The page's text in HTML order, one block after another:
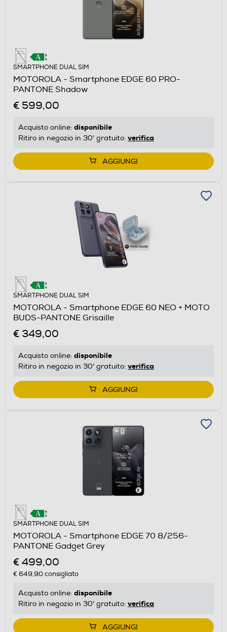
SMARTPHONE DUAL SIM
MOTOROLA - Smartphone EDGE 60 PRO-
PANTONE Shadow
€ 599,00
Acquisto online: disponibile
Ritiro in negozio in 30' gratuito: verifica
AGGIUNGI
SMARTPHONE DUAL SIM
MOTOROLA - Smartphone EDGE 60 NEO + MOTO
BUDS-PANTONE Grisaille
€ 349,00
Acquisto online: disponibile
Ritiro in negozio in 30' gratuito: verifica
AGGIUNGI
SMARTPHONE DUAL SIM
MOTOROLA - Smartphone EDGE 70 8/256-
PANTONE Gadget Grey
€ 499,00
€ 649,90consigliato
Acquisto online: disponibile
Ritiro in negozio in 30' gratuito: verifica
AGGIUNGI